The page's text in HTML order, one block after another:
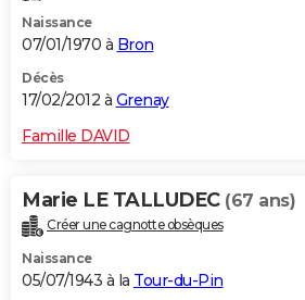
Naissance
07/01/1970 à Bron
Décès
17/02/2012 à Grenay
Famille DAVID
Marie LE TALLUDEC (67 ans)
Créer une cagnotte obsèques
Naissance
05/07/1943 à la Tour-du-Pin